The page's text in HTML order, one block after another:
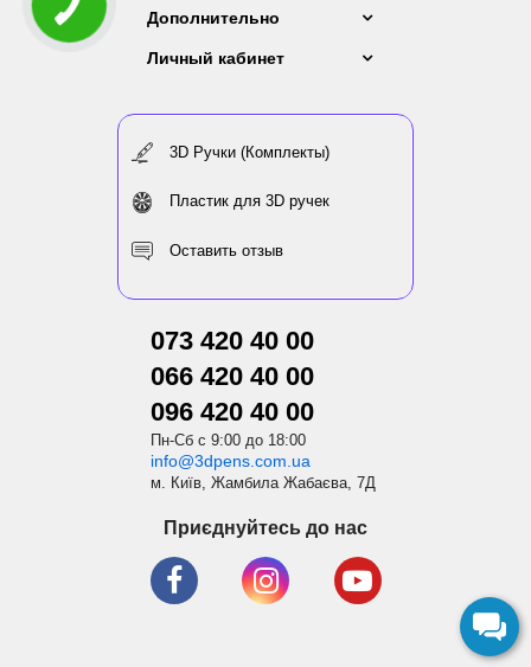
Дополнительно
Личный кабинет
3D Ручки (Комплекты)
Пластик для 3D ручек
Оставить отзыв
073 420 40 00
066 420 40 00
096 420 40 00
Пн-Сб с 9:00 до 18:00
info@3dpens.com.ua
м. Київ, Жамбила Жабаєва, 7Д
Приєднуйтесь до нас